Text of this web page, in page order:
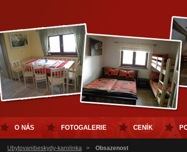
Ubytovanibeskydy-karolinka > Obsazenost
O NÁS FOTOGALERIE CENÍK